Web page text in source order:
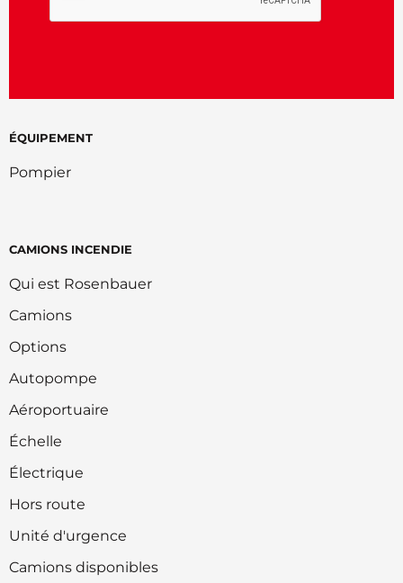
ÉQUIPEMENT
Pompier
CAMIONS INCENDIE
Qui est Rosenbauer
Camions
Options
Autopompe
Aéroportuaire
Échelle
Électrique
Hors route
Unité d'urgence
Camions disponibles